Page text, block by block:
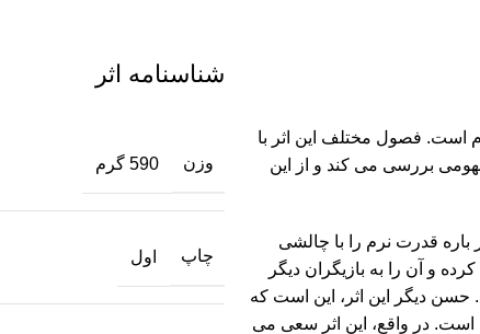
است. فصول مختلف این اثر با
بررسی می کند و از این
قدرت نرم را با چالشی
و آن را به بازیگران دیگر
حسن دیگر این اثر، این است که
در واقع، این اثر سعی می
شناسنامه اثر
وزن 590 گرم
چاپ اول